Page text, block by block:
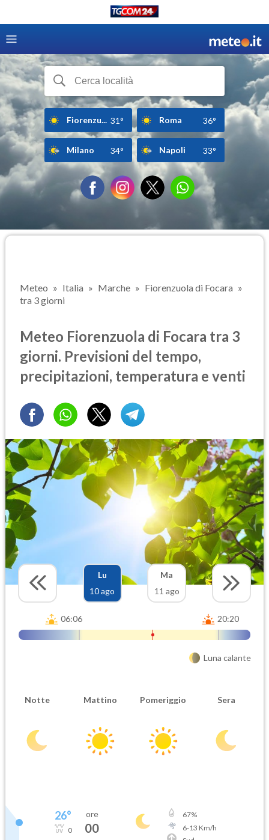
Fiorenzu... 31° Roma 36°
Milano 34° Napoli 33°
Meteo Italia Marche
Fiorenzuola di Focara
tra 3 giorni
Meteo Fiorenzuola di Focara tra 3
giorni. Previsioni del tempo,
precipitazioni, temperatura e venti
Lu
10 ago
Ma
11 ago
06:06 20:20
Luna calante
Notte Mattino Pomeriggio Sera
26°
0
ore
00
67%
6-13 Km/h